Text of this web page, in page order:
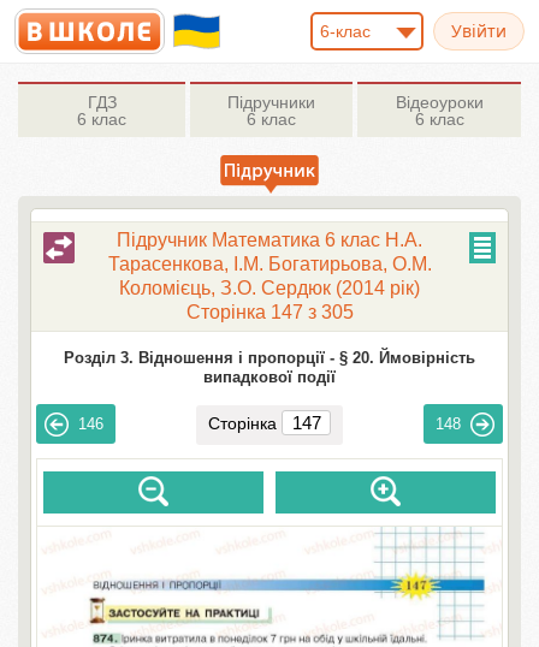
6-клас
ГДЗ
6 клас
Підручники
6 клас
Відеоуроки
6 клас
Підручник Математика 6 клас Н.А.
Тарасенкова, І.М. Богатирьова, О.М.
Коломієць, З.О. Сердюк (2014 рік)
Сторінка 147 з 305
Розділ 3. Відношення і пропорції - § 20. Ймовірність
випадкової події
146 Сторінка 148